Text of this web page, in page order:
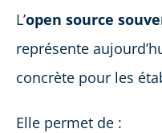
L’open source
représente
concrète pour les
Elle permet de :